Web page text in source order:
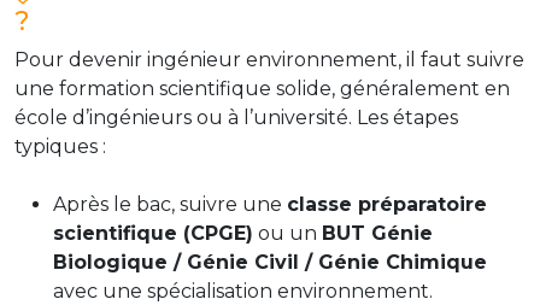
?
Pour devenir ingénieur environnement, il faut suivre
une formation scientifique solide, généralement en
école d’ingénieurs ou à l’université. Les étapes
typiques :
Après le bac, suivre une classe préparatoire
scientifique (CPGE) ou un BUT Génie
Biologique / Génie Civil / Génie Chimique
avec une spécialisation environnement.